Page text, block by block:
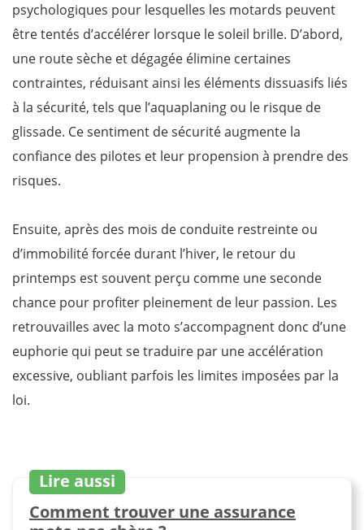
psychologiques pour lesquelles les motards peuvent
être tentés d’accélérer lorsque le soleil brille. D’abord,
une route sèche et dégagée élimine certaines
contraintes, réduisant ainsi les éléments dissuasifs liés
à la sécurité, tels que l’aquaplaning ou le risque de
glissade. Ce sentiment de sécurité augmente la
confiance des pilotes et leur propension à prendre des
risques.
Ensuite, après des mois de conduite restreinte ou
d’immobilité forcée durant l’hiver, le retour du
printemps est souvent perçu comme une seconde
chance pour profiter pleinement de leur passion. Les
retrouvailles avec la moto s’accompagnent donc d’une
euphorie qui peut se traduire par une accélération
excessive, oubliant parfois les limites imposées par la
loi.
Lire aussi
Comment trouver une assurance